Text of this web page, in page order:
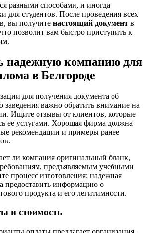
разными способами, и иногда
для студентов. После проведения всех
вы получите настоящий документ в
позволит вам быстро приступить к
надежную компанию для
в Белгороде
для получения документа об
заведения важно обратить внимание на
Ищите отзывы от клиентов, которые
ее услугами. Хорошая фирма должна
рекомендации и примеры ранее
ли компания оригинальный бланк,
предъявляемым учебными
процесс изготовления: надежная
предоставить информацию о
продукта и его легитимности.
и стоимость
оплаты предлагает организация.